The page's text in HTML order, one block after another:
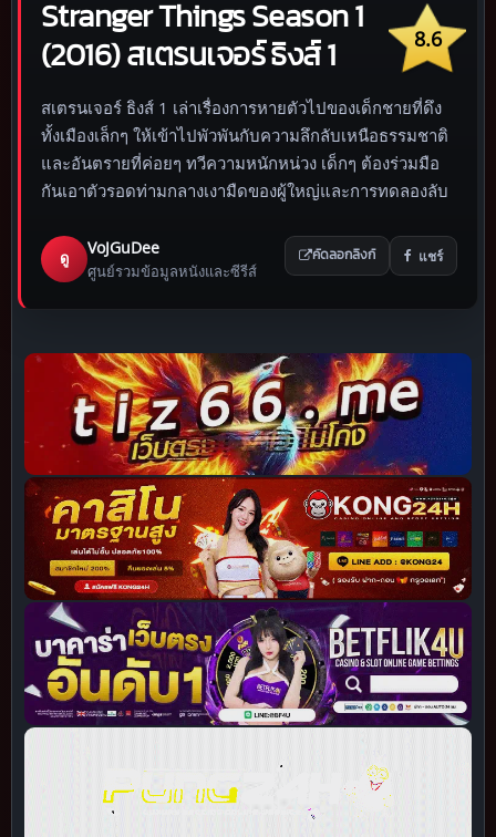
8.6
Stranger Things Season 1
(2016) สเตรนเจอร์ ธิงส์ 1
สเตรนเจอร์ ธิงส์ 1 เล่าเรื่องการหายตัวไปของเด็กชายที่ดึง
ทั้งเมืองเล็กๆ ให้เข้าไปพัวพันกับความลึกลับเหนือธรรมชาติ
และอันตรายที่ค่อยๆ ทวีความหนักหน่วง เด็กๆ ต้องร่วมมือ
กันเอาตัวรอดท่ามกลางเงามืดของผู้ใหญ่และการทดลองลับ
ดู
VoJGuDee
ศูนย์รวมข้อมูลหนังและซีรีส์
คัดลอกลิงก์ แชร์